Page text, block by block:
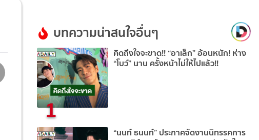
บทความน่าสนใจอื่นๆ
1
คิดถึงใจจะขาด!! “อาเล็ก” อ้อนหนัก! ห่าง
“โบว์” นาน ครั้งหน้าไม่ให้ไปแล้ว!!
“นนท์ ธนนท์” ประกาศจัดงานนิทรรศการ